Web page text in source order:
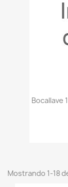
Bocallave
Mostrando 1-18